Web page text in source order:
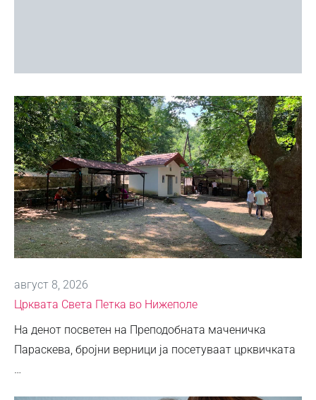
август 8, 2026
Црквата Света Петка во Нижеполе
На денот посветен на Преподобната маченичка
Параскева, бројни верници ја посетуваат црквичката
…